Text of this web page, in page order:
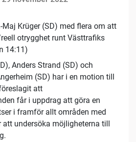
Krüger (SD) med flera om att
otrygghet runt Västtrafiks
14:11)
Anders Strand (SD) och
(SD) har i en motion till
att
får i uppdrag att göra en
i framför allt områden med
att undersöka möjligheterna till